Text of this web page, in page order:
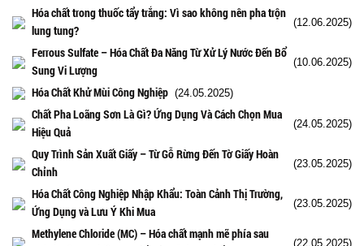
Hóa chất trong thuốc tẩy trắng: Vì sao không nên pha trộn
lung tung?
(12.06.2025)
Ferrous Sulfate – Hóa Chất Đa Năng Từ Xử Lý Nước Đến Bổ
Sung Vi Lượng
(10.06.2025)
Hóa Chất Khử Mùi Công Nghiệp (24.05.2025)
Chất Pha Loãng Sơn Là Gì? Ứng Dụng Và Cách Chọn Mua
Hiệu Quả
(24.05.2025)
Quy Trình Sản Xuất Giấy – Từ Gỗ Rừng Đến Tờ Giấy Hoàn
Chỉnh
(23.05.2025)
Hóa Chất Công Nghiệp Nhập Khẩu: Toàn Cảnh Thị Trường,
Ứng Dụng và Lưu Ý Khi Mua
(23.05.2025)
Methylene Chloride (MC) – Hóa chất mạnh mẽ phía sau
(22.05.2025)